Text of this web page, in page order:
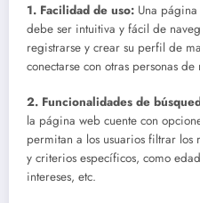
1. Facilidad de uso: Una
debe ser intuitiva y fácil de
registrarse y crear su perfil de
conectarse con otras personas
2. Funcionalidades de
la página web cuente con
permitan a los usuarios filtrar los
y criterios específicos, como
intereses, etc.